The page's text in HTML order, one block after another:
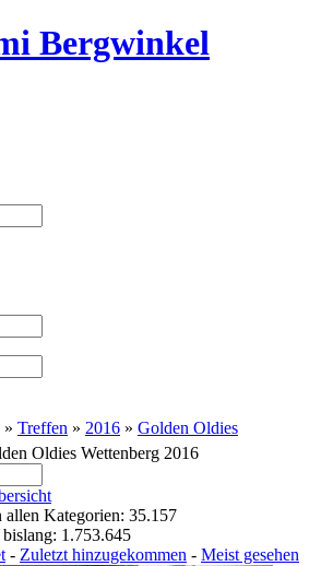
Bergwinkel
» Treffen » 2016 » Golden Oldies
Oldies Wettenberg 2016
allen Kategorien: 35.157
1.753.645
- Zuletzt hinzugekommen - Meist gesehen